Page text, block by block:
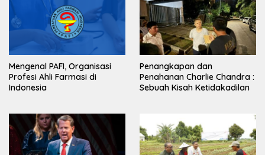
Mengenal PAFI, Organisasi
Profesi Ahli Farmasi di
Indonesia
Penangkapan dan
Penahanan Charlie Chandra :
Sebuah Kisah Ketidakadilan